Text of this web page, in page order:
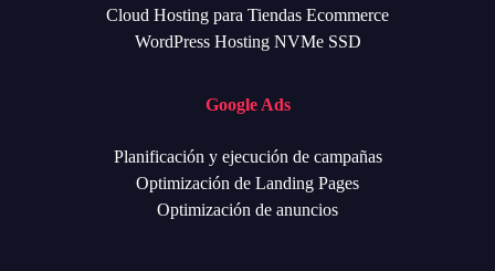
Cloud Hosting para Tiendas Ecommerce
WordPress Hosting NVMe SSD
Google Ads
Planificación y ejecución de campañas
Optimización de Landing Pages
Optimización de anuncios